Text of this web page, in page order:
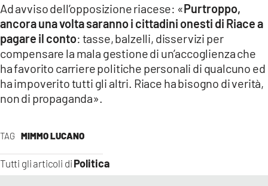
TAG MIMMO LUCANO
Tutti gli articoli di Politica
Ad avviso dell’opposizione riacese: «Purtroppo,
ancora una volta saranno i cittadini onesti di Riace a
pagare il conto: tasse, balzelli, disservizi per
compensare la mala gestione di un’accoglienza che
ha favorito carriere politiche personali di qualcuno ed
ha impoverito tutti gli altri. Riace ha bisogno di verità,
non di propaganda».